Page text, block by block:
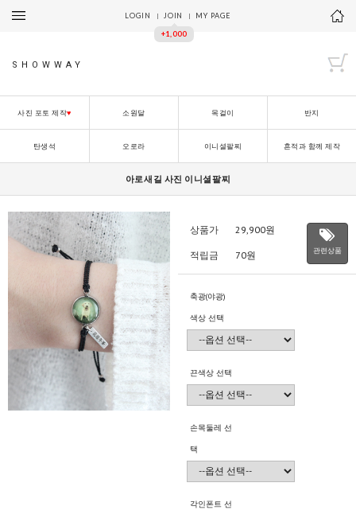
LOGIN JOIN
+1,000
MY PAGE
SHOWWAY
사진 포토 제작♥ 소원달 목걸이 반지
탄생석 오로라 이니셜팔찌 흔적과 함께 제작
아로새길 사진 이니셜팔찌
상품가 29,900원
적립금 70원 관련상품
축광(야광)
색상 선택
끈색상 선택
손목둘레 선
택
각인폰트 선